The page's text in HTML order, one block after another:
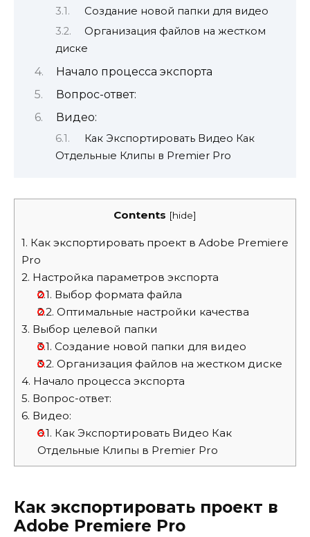
Создание новой папки для видео
Организация файлов на жестком
диске
Начало процесса экспорта
Вопрос-ответ:
Видео:
Как Экспортировать Видео Как
Отдельные Клипы в Premier Pro
Contents [hide]
1. Как экспортировать проект в Adobe Premiere
Pro
2. Настройка параметров экспорта
2.1. Выбор формата файла
2.2. Оптимальные настройки качества
3. Выбор целевой папки
3.1. Создание новой папки для видео
3.2. Организация файлов на жестком диске
4. Начало процесса экспорта
5. Вопрос-ответ:
6. Видео:
6.1. Как Экспортировать Видео Как
Отдельные Клипы в Premier Pro
Как экспортировать проект в
Adobe Premiere Pro